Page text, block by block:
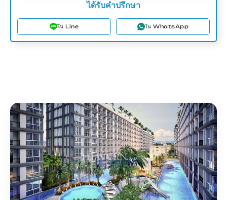
ได้รับคำปรึกษา
ใน Line ใน WhatsApp